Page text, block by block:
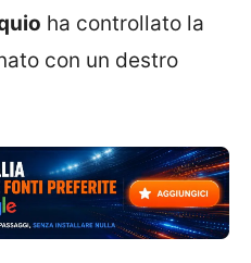
ha controllato la
con un destro